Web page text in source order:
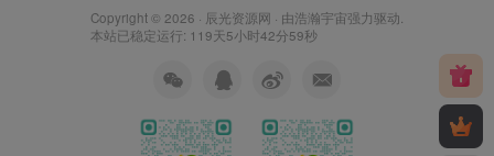
Copyright © 2026 · 辰光资源网 · 由浩瀚宇宙强力驱动.
本站已稳定运行: 119天5小时42分59秒